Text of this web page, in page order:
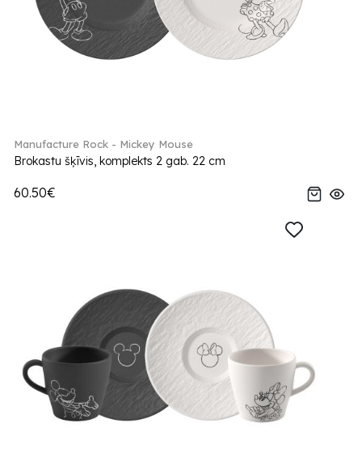
Manufacture Rock - Mickey Mouse
Brokastu šķīvis, komplekts 2 gab. 22 cm
60.50€